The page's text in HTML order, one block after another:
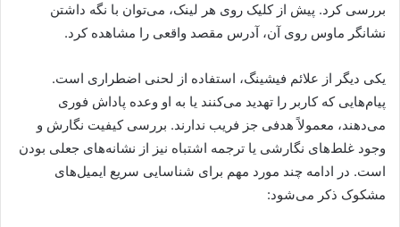
بررسی کرد. پیش از کلیک روی هر لینک، می‌توان با نگه داشتن
نشانگر ماوس روی آن، آدرس مقصد واقعی را مشاهده کرد.
یکی دیگر از علائم فیشینگ، استفاده از لحنی اضطراری است.
پیام‌هایی که کاربر را تهدید می‌کنند یا به او وعده پاداش فوری
می‌دهند، معمولاً هدفی جز فریب ندارند. بررسی کیفیت نگارش و
وجود غلط‌های نگارشی یا ترجمه اشتباه نیز از نشانه‌های جعلی بودن
است. در ادامه چند مورد مهم برای شناسایی سریع ایمیل‌های
مشکوک ذکر می‌شود: